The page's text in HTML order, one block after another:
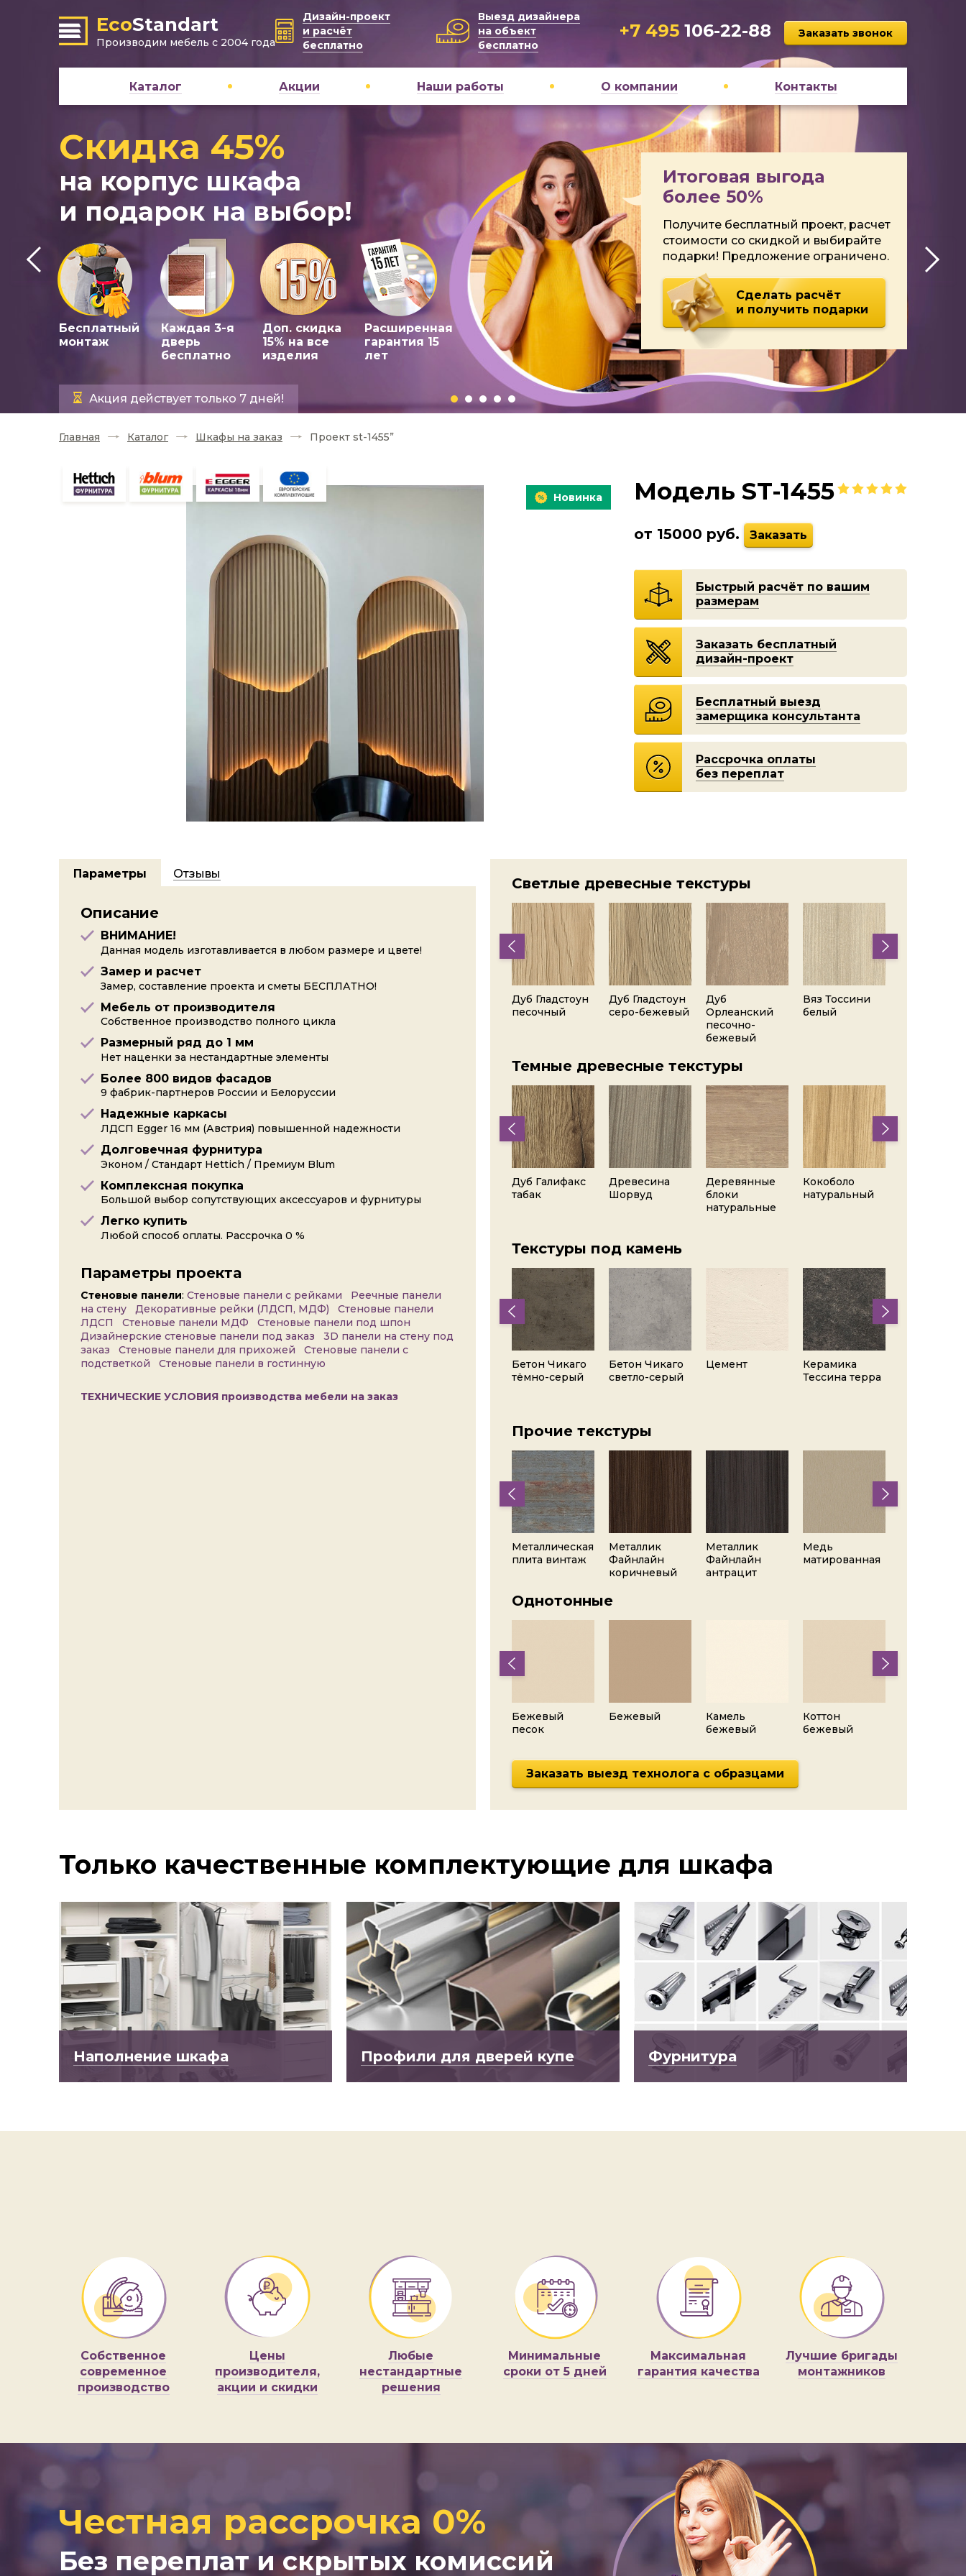
EcoStandart
Производим мебель с 2004 года
Дизайн-проект
и расчёт
бесплатно
Выезд дизайнера
на объект
бесплатно
Заказать звонок
+7 495 106-22-88
Каталог Акции Наши работы О компании Контакты
Скидка 45%
на корпус шкафа
и подарок на выбор!
Бесплатный
монтаж
Каждая 3-я
дверь
бесплатно
Доп. скидка
15% на все
изделия
Расширенная
гарантия 15
лет
Итоговая выгода
более 50%
Получите бесплатный проект, расчет
стоимости со скидкой и выбирайте
подарки! Предложение ограничено.
Сделать расчёт
и получить подарки
Акция действует только 7 дней!
Главная Каталог Шкафы на заказ Проект st-1455”
Новинка Модель ST-1455
от 15000 руб. Заказать
Быстрый расчёт по вашим
размерам
Заказать бесплатный
дизайн-проект
Бесплатный выезд
замерщика консультанта
Рассрочка оплаты
без переплат
Параметры Отзывы
Описание
ВНИМАНИЕ!
Данная модель изготавливается в любом размере и цвете!
Замер и расчет
Замер, составление проекта и сметы БЕСПЛАТНО!
Мебель от производителя
Собственное производство полного цикла
Размерный ряд до 1 мм
Нет наценки за нестандартные элементы
Более 800 видов фасадов
9 фабрик-партнеров России и Белоруссии
Надежные каркасы
ЛДСП Egger 16 мм (Австрия) повышенной надежности
Долговечная фурнитура
Эконом / Стандарт Hettich / Премиум Blum
Комплексная покупка
Большой выбор сопутствующих аксессуаров и фурнитуры
Легко купить
Любой способ оплаты. Рассрочка 0 %
Параметры проекта
Стеновые панели: Стеновые панели с рейками
Реечные панели
на стену
Декоративные рейки (ЛДСП, МДФ)
Стеновые панели
ЛДСП
Стеновые панели МДФ
Стеновые панели под шпон
Дизайнерские стеновые панели под заказ
3D панели на стену под
заказ
Стеновые панели для прихожей
Стеновые панели с
подстветкой
Стеновые панели в гостинную
ТЕХНИЧЕСКИЕ УСЛОВИЯ производства мебели на заказ
Светлые древесные текстуры
Бук Бавария
натуральный
Дуб Гладстоун
песочный
Дуб Гладстоун
серо-бежевый
Дуб
Орлеанский
песочно-
бежевый
Вяз Тоссини
белый
Темные древесные текстуры
Дуб Шерман
Дуб Галифакс
глазурованный
Орех Карини
натуральный
трюфель
тёмно-
Дуб Галифакс
табак
Древесина
Шорвуд
Деревянные
блоки
натуральные
Кокоболо
натуральный
Текстуры под камень
Травертин
Камень Металл
Камень Металл
Камень
Бетон Чикаго
тёмно-серый
Бетон Чикаго
светло-серый
Цемент
Керамика
Тессина терра
Прочие текстуры
Металлическая
плита винтаж
Металлик
Файнлайн
коричневый
Металлик
Файнлайн
антрацит
Медь
матированная
Однотонные
Бежевый
песок
Бежевый
Камель
бежевый
Коттон
бежевый
Заказать выезд технолога с образцами
Только качественные комплектующие для шкафа
Наполнение шкафа Профили для дверей купе Фурнитура
Собственное
современное
производство
Цены
производителя,
акции и скидки
Любые
нестандартные
решения
Минимальные
сроки от 5 дней
Максимальная
гарантия качества
Лучшие бригады
монтажников
Честная рассрочка 0%
Без переплат и скрытых комиссий